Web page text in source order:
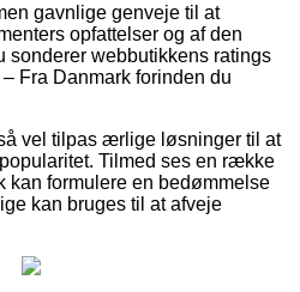
gavnlige genveje til at
opfattelser og af den
sonderer webbutikkens ratings
Fra Danmark forinden du
vel tilpas ærlige løsninger til at
Tilmed ses en række
kan formulere en bedømmelse
kan bruges til at afveje